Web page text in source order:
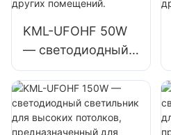
для внутренних
помещений, таких
как
заводские здания
и склады.
KML-UFOHF 50W
— светодиодный
светильник для
высоких
потолков,
предназначенный